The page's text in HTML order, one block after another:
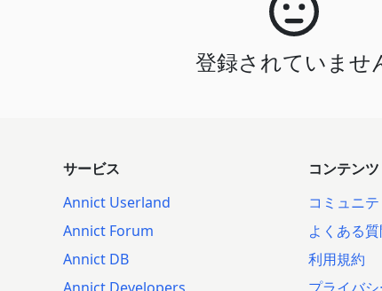
登録されていませ
サービス
Annict Userland
Annict Forum
Annict DB
コンテンツ
コミュニテ
よくある
利用規約